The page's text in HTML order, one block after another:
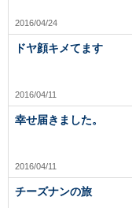
2016/04/24
ドヤ顔キメてます
2016/04/11
幸せ届きました。
2016/04/11
チーズナンの旅